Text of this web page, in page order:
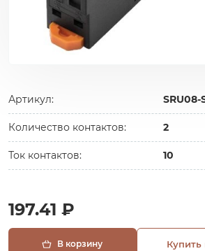
Артикул: SRU08-
Количество контактов: 2
Ток контактов: 10
197.41 ₽
В корзину Купить